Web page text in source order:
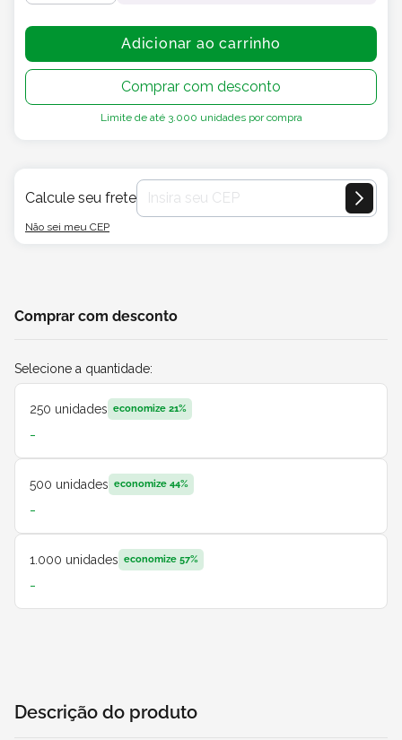
Adicionar ao carrinho
Comprar com desconto
Limite de até 3.000 unidades por compra
Calcule seu frete
Não sei meu CEP
Comprar com desconto
Selecione a quantidade:
250 unidades economize 21%
-
500 unidades economize 44%
-
1.000 unidades economize 57%
-
Descrição do produto